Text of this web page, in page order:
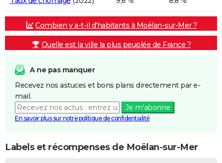
Combien y a-t-il d'habitants à Moëlan-sur-Mer ?
Quelle est la ville la plus peuplée de France ?
A ne pas manquer
Recevez nos astuces et bons plans directement par e-
mail.
Je m'abonne
En savoir plus sur notre politique de confidentialité
Labels et récompenses de Moëlan-sur-Mer